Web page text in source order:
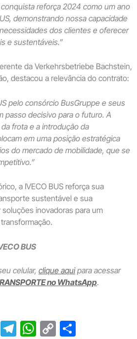
reforça 2024 como um ano
demonstrando nossa capacidade
dos clientes e oferecer
e sustentáveis.”
da Verkehrsbetriebe Bachstein,
destacou a relevância do contrato:
pelo consórcio BusGruppe e seus
passo decisivo para o futuro. A
frota e a introdução da
em uma posição estratégica
do mercado de mobilidade, que se
a IVECO BUS reforça sua
sustentável e sua
inovadoras para um
BUS
celular, clique aquipara acessar
no WhatsApp.
T W C S